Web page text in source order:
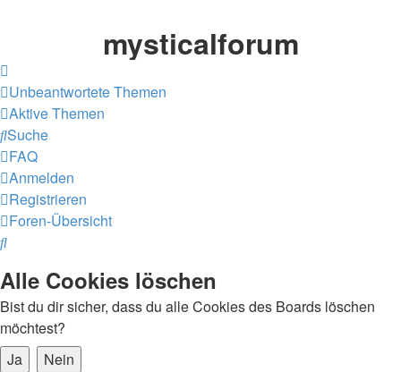
mysticalforum
Unbeantwortete Themen
Aktive Themen
Suche
FAQ
Anmelden
Registrieren
Foren-Übersicht
Suche
Alle Cookies löschen
Bist du dir sicher, dass du alle Cookies des Boards löschen
möchtest?